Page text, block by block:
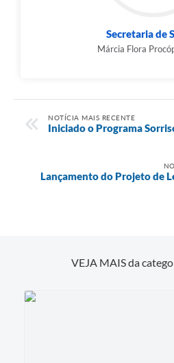
Secretaria de
Márcia Flora
NOTÍCIA MAIS RECENTE
Iniciado o Programa
Lançamento do Projeto de
VEJA MAIS da